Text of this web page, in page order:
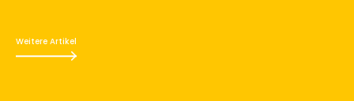
Weitere Artikel